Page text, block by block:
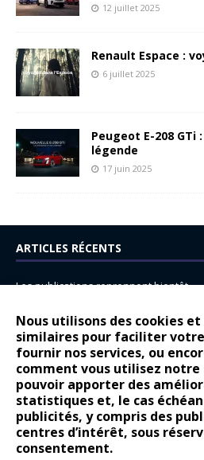
Nous utilisons des cookies
similaires pour faciliter
fournir nos services, ou
comment vous utilisez notre
pouvoir apporter des
statistiques et, le cas
publicités, y compris des
centres d’intérêt, sous
consentement.
12 juillet 2025
Renault Espace :
6 juillet 2025
Peugeot E-208 GTi
légende
17 juin 2025
ARTICLES RÉCENTS
Les publications reprennent bientôt…
14 juillet : nouveau film de marque
Renault Espace : voyage, voyage…
Peugeot E-208 GTi : naissance d’une
COMMENTAIRES RÉCENTS